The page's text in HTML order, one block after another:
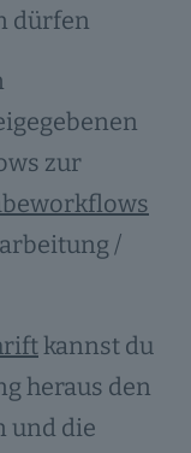
dürfen
zur
/
kannst du
heraus den
und die